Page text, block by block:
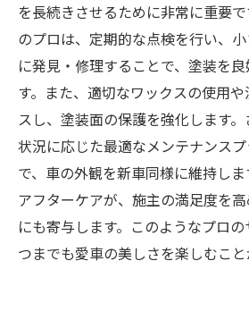
を長続きさせるために非常に重要
のプロは、定期的な点検を行い、
に発見・修理することで、塗装を
す。また、適切なワックスの使用
スし、塗装面の保護を強化します
状況に応じた最適なメンテナンス
で、車の外観を新車同様に維持し
アフターケアが、施主の満足度を
にも寄与します。このようなプロ
つまでも愛車の美しさを楽しむこと